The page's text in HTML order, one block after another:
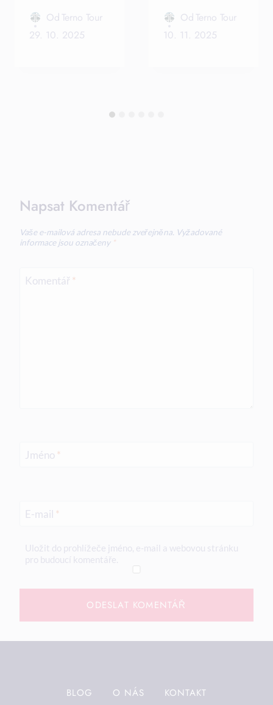
Od Terno Tour
29. 10. 2025
Od Terno Tour
10. 11. 2025
Napsat Komentář
Vaše e-mailová adresa nebude zveřejněna. Vyžadované
informace jsou označeny *
Komentář *
Jméno *
E-mail *
Uložit do prohlížeče jméno, e-mail a webovou stránku
pro budoucí komentáře.
BLOG O NÁS KONTAKT